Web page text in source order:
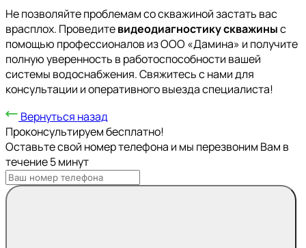
Не позволяйте проблемам со скважиной застать вас
врасплох. Проведитевидеодиагностику скважиныс
помощью профессионалов из ООО «Дамина» и получите
полную уверенность в работоспособности вашей
системы водоснабжения. Свяжитесь с нами для
консультации и оперативного выезда специалиста!
Вернуться назад
Проконсультируем бесплатно!
Оставьте свой номер телефона и мы перезвоним Вам в
течение 5 минут